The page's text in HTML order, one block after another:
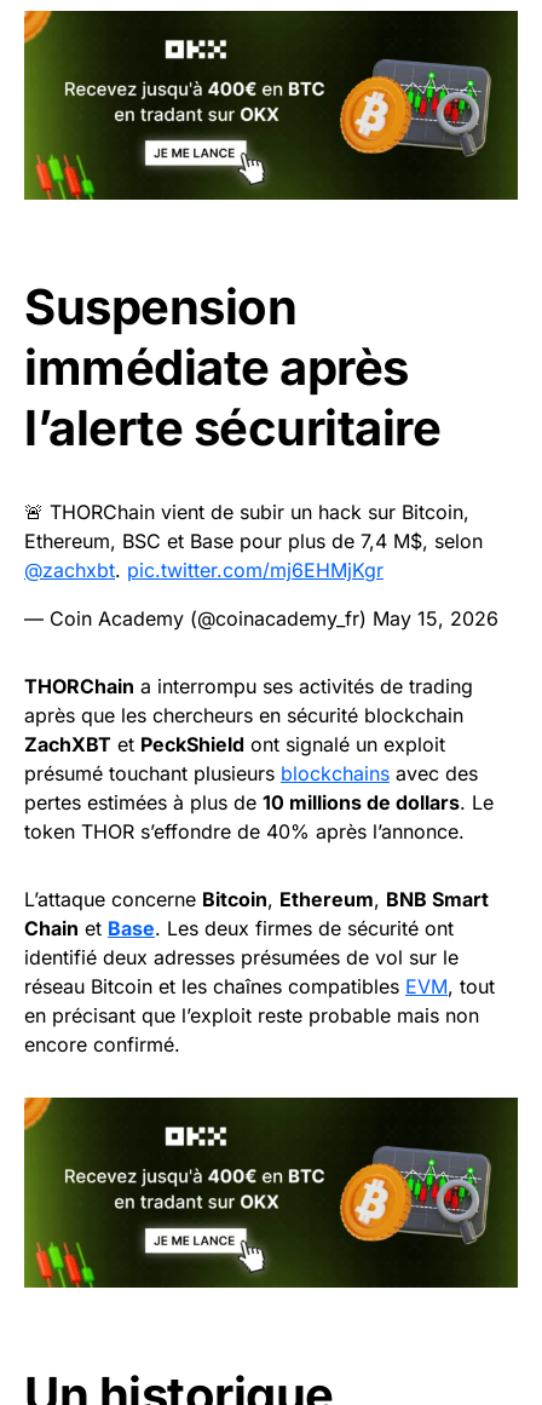
Suspension
immédiate après
l’alerte sécuritaire
🚨 THORChain vient de subir un hack sur Bitcoin,
Ethereum, BSC et Base pour plus de 7,4 M$, selon
@zachxbt. pic.twitter.com/mj6EHMjKgr
— Coin Academy (@coinacademy_fr) May 15, 2026
THORChain a interrompu ses activités de trading
après que les chercheurs en sécurité blockchain
ZachXBT et PeckShield ont signalé un exploit
présumé touchant plusieurs blockchains avec des
pertes estimées à plus de 10 millions de dollars. Le
token THOR s’effondre de 40% après l’annonce.
L’attaque concerne Bitcoin, Ethereum, BNB Smart
Chain et Base. Les deux firmes de sécurité ont
identifié deux adresses présumées de vol sur le
réseau Bitcoin et les chaînes compatibles EVM, tout
en précisant que l’exploit reste probable mais non
encore confirmé.